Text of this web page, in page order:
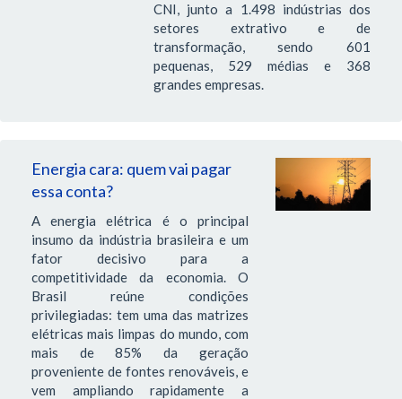
CNI, junto a 1.498 indústrias dos
setores extrativo e de
transformação, sendo 601
pequenas, 529 médias e 368
grandes empresas.
Energia cara: quem vai pagar
essa conta?
A energia elétrica é o principal
insumo da indústria brasileira e um
fator decisivo para a
competitividade da economia. O
Brasil reúne condições
privilegiadas: tem uma das matrizes
elétricas mais limpas do mundo, com
mais de 85% da geração
proveniente de fontes renováveis, e
vem ampliando rapidamente a